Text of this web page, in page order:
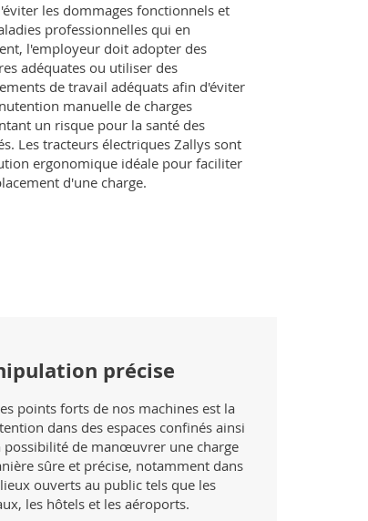
les dommages fonctionnels et
professionnelles qui en
l'employeur doit adopter des
adéquates ou utiliser des
de travail adéquats afin d'éviter
manuelle de charges
un risque pour la santé des
Les tracteurs électriques Zallys sont
ergonomique idéale pour faciliter
d'une charge.
précise
points forts de nos machines est la
dans des espaces confinés ainsi
possibilité de manœuvrer une charge
sûre et précise, notamment dans
ouverts au public tels que les
les hôtels et les aéroports.